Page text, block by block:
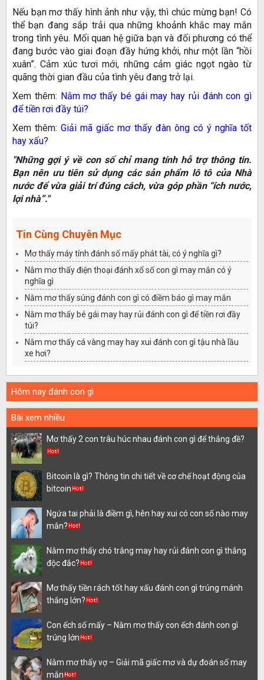
Nếu bạn mơ thấy hình ảnh như vậy, thì chúc mừng bạn! Có
thể bạn đang sắp trải qua những khoảnh khắc may mắn
trong tình yêu. Mối quan hệ giữa bạn và đối phương có thể
đang bước vào giai đoạn đầy hứng khởi, như một lần “hồi
xuân”. Cảm xúc tươi mới, những cảm giác ngọt ngào từ
quãng thời gian đầu của tình yêu đang trở lại.
Xem thêm: Nằm mơ thấy bé gái may hay rủi đánh con gì
để tiền rơi đầy túi?
Xem thêm:Giải mã giấc mơ thấy đàn ông có ý nghĩa tốt
hay xấu?
"Những gợi ý về con số chỉ mang tính hỗ trợ thông tin.
Bạn nên ưu tiên sử dụng các sản phẩm lô tô của Nhà
nước để vừa giải trí đúng cách, vừa góp phần “ích nước,
lợi nhà”."
Tin Cùng Chuyên Mục
Mơ thấy máy tính đánh số mấy phát tài, có ý nghĩa gì?
Nằm mơ thấy điện thoại đánh xổ số con gì may mắn có ý
nghĩa gì
Nằm mơ thấy súng đánh con gì có điềm báo gì may mắn
Nằm mơ thấy bé gái may hay rủi đánh con gì để tiền rơi đầy
túi?
Nằm mơ thấy cá vàng may hay xui đánh con gì tậu nhà lầu
xe hơi?
Hôm nay đánh con gì
Bài xem nhiều
Mơ thấy 2 con trâu húc nhau đánh con gì để thắng đề?
Bitcoin là gì? Thông tin chi tiết về cơ chế hoạt động của
bitcoin
Ngứa tai phải là điềm gì, hên hay xui có con số nào may
mắn?
Nằm mơ thấy chó trắng may hay rủi đánh con gì thắng
độc đắc?
Mơ thấy tiền rách tốt hay xấu đánh con gì trúng mánh
thắng lớn?
Con ếch số mấy – Nằm mơ thấy con ếch đánh con gì
trúng lớn
Nằm mơ thấy vợ – Giải mã giấc mơ và dự đoán số may
mắn